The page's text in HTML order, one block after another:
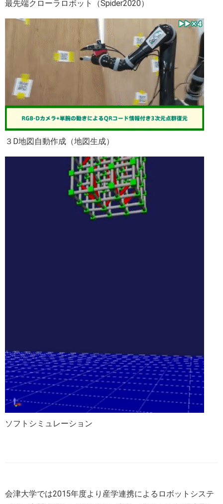
最先端クローラロボット（Spider2020）
３D地図自動作成（地図生成）
ソフトシミュレーション
会津大学では2015年度より産学連携によるロボットシステ